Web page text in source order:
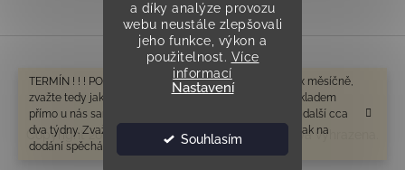
a díky analýze provozu
webu neustále zlepšovali
jeho funkce, výkon a
použitelnost. Více
informací
Nastavení
Souhlasím
TERMÍN ! ! ! POZOR V tomto období odesíláme cca 1-2x měsíčně,
zvažte tedy jak na dodání spěcháte. Zboží které není skladem
přímo u nás samozřejmě bude mít delší dobu dodání o další cca
dva týdny. Zvažte tedy prosím ještě před objednáním, jak na
dodání spěcháte. Děkujeme za pochopení.
Vytvořil Shoptet
Copyright 2026 Všeprostudny.cz. Všechna práva vyhrazena.